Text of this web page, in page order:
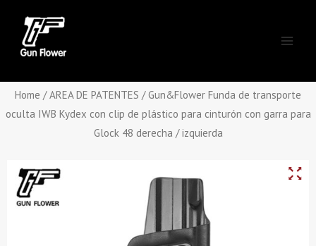
content
Home /AREA DE PATENTES / Gun&Flower Funda de transporte
oculta IWB Kydex con clip de plástico para cinturón con garra para
Glock 48 derecha / izquierda